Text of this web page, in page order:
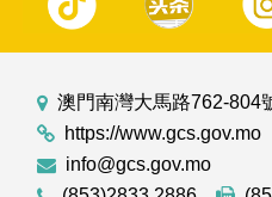
澳門南灣大馬路762-804
https://www.gcs.gov.mo
info@gcs.gov.mo